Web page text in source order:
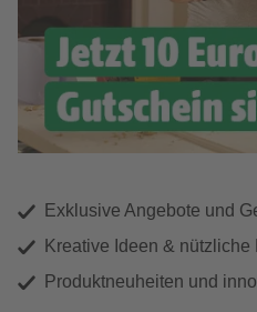
Exklusive Angebote und
Kreative Ideen &
Produktneuheiten und